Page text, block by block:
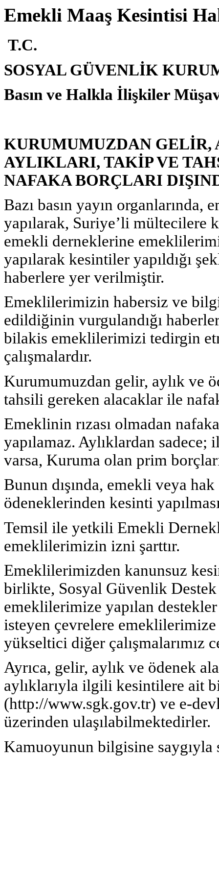
Emekli Maaş Kesintisi
T.C.
SOSYAL GÜVENLİK
Basın ve Halkla İlişkiler
KURUMUMUZDAN
AYLIKLARI, TAKİP VE
NAFAKA BORÇLARI
Bazı basın yayın
yapılarak, Suriye’li mültecilere
emekli derneklerine
yapılarak kesintiler yapıldığı
haberlere yer verilmiştir.
Emeklilerimizin habersiz ve
edildiğinin vurgulandığı
bilakis emeklilerimizi tedirgin
çalışmalardır.
Kurumumuzdan gelir, aylık ve
tahsili gereken alacaklar ile
Emeklinin rızası olmadan
yapılamaz. Aylıklardan sadece;
varsa, Kuruma olan prim
Bunun dışında, emekli veya
ödeneklerinden kesinti
Temsil ile yetkili Emekli
emeklilerimizin izni şarttır.
Emeklilerimizden kanunsuz
birlikte, Sosyal Güvenlik
emeklilerimize yapılan
isteyen çevrelere emeklilerimize
yükseltici diğer çalışmalarımız
Ayrıca, gelir, aylık ve ödenek
aylıklarıyla ilgili kesintilere ait
(http://www.sgk.gov.tr) ve e-
üzerinden ulaşılabilmektedirler.
Kamuoyunun bilgisine saygıyla